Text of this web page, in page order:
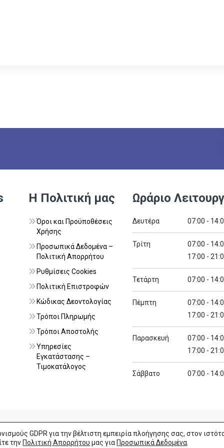
Η Πολιτική μας
Όροι και Προϋποθέσεις
Χρήσης
Προσωπικά Δεδομένα –
Πολιτική Απορρήτου
Ρυθμίσεις Cookies
Πολιτική Επιστροφών
Κώδικας Δεοντολογίας
Τρόποι Πληρωμής
Τρόποι Αποστολής
Υπηρεσίες
Εγκατάστασης –
Τιμοκατάλογος
Ωράριο
Δευτέρα 07:00 -
Τρίτη
07:00 -
17:00 -
Τετάρτη 07:00 -
Πέμπτη
07:00 -
17:00 -
Παρασκευή
07:00 -
17:00 -
Σάββατο 07:00 -
GDPR για την βέλτιστη εμπειρία πλοήγησης σας, στον
την Πολιτική Απορρήτου μας για Προσωπικά Δεδομένα